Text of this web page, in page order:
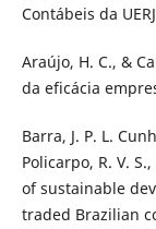
Contábeis da
Araújo, H. C., &
da eficácia
Barra, J. P. L.
Policarpo, R. V.
of sustainable
traded Brazilian